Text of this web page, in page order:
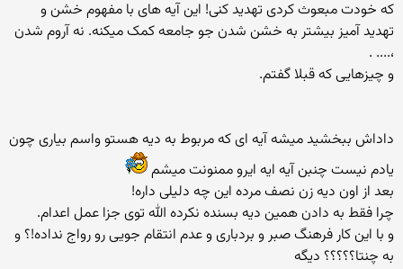
که خودت مبعوث کردی تهدید کنی! این آیه های با مفهوم خشن و
تهدید آمیز بیشتر به خشن شدن جو جامعه کمک میکنه. نه آروم شدن
،.... .
و چیزهایی که قبلا گفتم.
داداش ببخشید میشه آیه ای که مربوط به دیه هستو واسم بیاری چون
یادم نیست چنبن آیه ایه ایرو ممنونت میشم
بعد از اون دیه زن نصف مرده این چه دلیلی داره!
چرا فقط به دادن همین دیه بسنده نکرده الله توی جزا عمل اعدام.
و با این کار فرهنگ صبر و بردباری و عدم انتقام جویی رو رواج نداده!؟ و
به چنتا؟؟؟؟؟ دیگه